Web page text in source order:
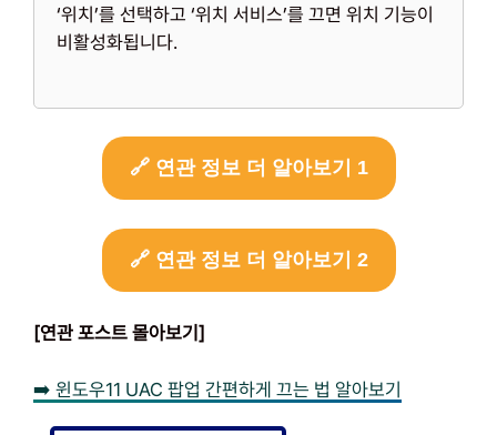
‘위치’를 선택하고 ‘위치 서비스’를 끄면 위치 기능이
비활성화됩니다.
🔗 연관 정보 더 알아보기 1
🔗 연관 정보 더 알아보기 2
[연관 포스트 몰아보기]
➡️ 윈도우11 UAC 팝업 간편하게 끄는 법 알아보기